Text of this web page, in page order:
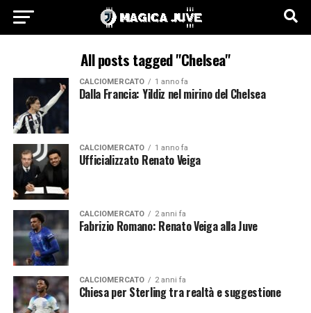
All posts tagged "Chelsea"
CALCIOMERCATO 1 anno fa
Dalla Francia: Yildiz nel mirino del Chelsea
CALCIOMERCATO 1 anno fa
Ufficializzato Renato Veiga
CALCIOMERCATO 2 anni fa
Fabrizio Romano: Renato Veiga alla Juve
CALCIOMERCATO 2 anni fa
Chiesa per Sterling tra realtà e suggestione